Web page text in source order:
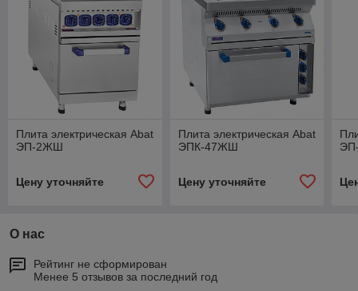
Плита электрическая Abat
ЭП-2ЖШ
Цену уточняйте
Плита электрическая Abat
ЭПК-47ЖШ
Цену уточняйте
О нас
Рейтинг не сформирован
Менее 5 отзывов за последний год